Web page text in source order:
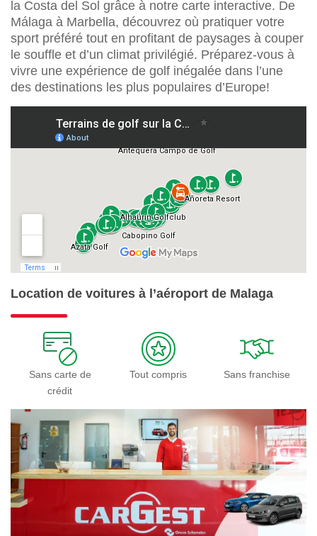
la Costa del Sol grâce à notre carte interactive. De
Málaga à Marbella, découvrez où pratiquer votre
sport préféré tout en profitant de paysages à couper
le souffle et d’un climat privilégié. Préparez-vous à
vivre une expérience de golf inégalée dans l’une
des destinations les plus populaires d’Europe!
Location de voitures à l’aéroport de Malaga
Sans carte de
crédit
Tout compris Sans franchise